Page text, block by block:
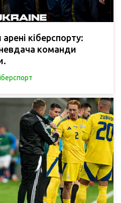
арені кіберспорту:
команди